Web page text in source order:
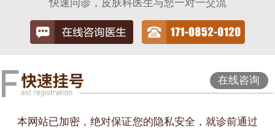
快速问诊，皮肤科医生与您一对一交流
在线咨询
本网站已加密，绝对保证您的隐私安全，就诊前通过